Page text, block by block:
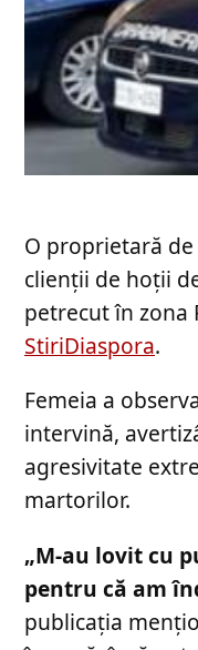
O proprietară
clienții de hoții
petrecut în zona
StiriDiaspora.
Femeia a
intervină,
agresivitate
martorilor.
„M-au lovit cu
pentru că am
publicația